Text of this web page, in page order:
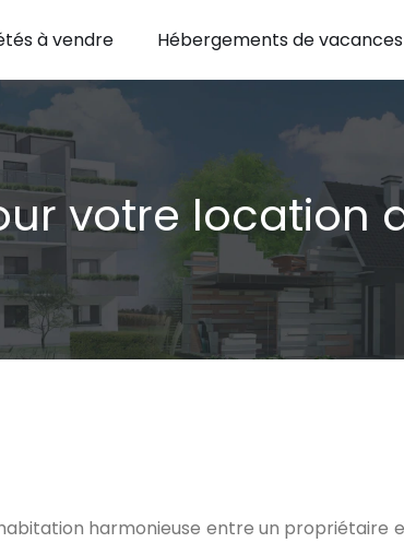
à vendre Hébergements de vacances
votre location
harmonieuse entre un propriétaire